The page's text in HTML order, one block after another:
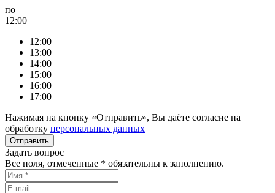
по
12:00
12:00
13:00
14:00
15:00
16:00
17:00
Нажимая на кнопку «Отправить», Вы даёте согласие на
обработку персональных данных
Задать вопрос
Все поля, отмеченные * обязательны к заполнению.